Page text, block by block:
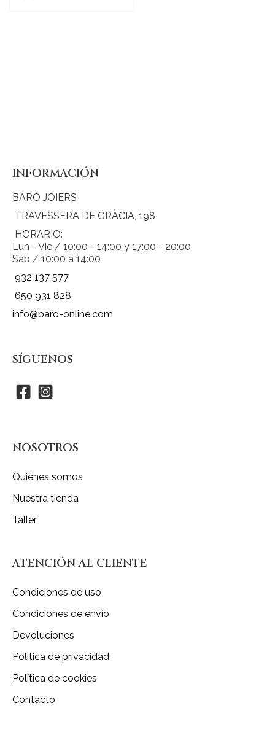
INFORMACIÓN
BARÓ JOIERS
TRAVESSERA DE GRÀCIA, 198
HORARIO:
Lun - Vie / 10:00 - 14:00 y 17:00 - 20:00
Sab / 10:00 a 14:00
932 137 577
650 931 828
info@baro-online.com
SÍGUENOS
NOSOTROS
Quiénes somos
Nuestra tienda
Taller
ATENCIÓN AL CLIENTE
Condiciones de uso
Condiciones de envío
Devoluciones
Política de privacidad
Política de cookies
Contacto